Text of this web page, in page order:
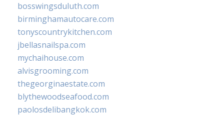
bosswingsduluth.com
birminghamautocare.com
tonyscountrykitchen.com
jbellasnailspa.com
mychaihouse.com
alvisgrooming.com
thegeorginaestate.com
blythewoodseafood.com
paolosdelibangkok.com